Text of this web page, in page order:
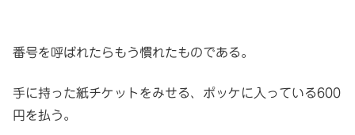
番号を呼ばれたらもう慣れたものである。
手に持った紙チケットをみせる、ポッケに入っている600
円を払う。